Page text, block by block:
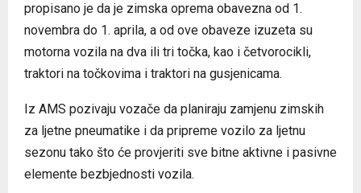
propisano je da je zimska oprema obavezna od 1.
novembra do 1. aprila, a od ove obaveze izuzeta su
motorna vozila na dva ili tri točka, kao i četvorocikli,
traktori na točkovima i traktori na gusjenicama.
Iz AMS pozivaju vozače da planiraju zamjenu zimskih
za ljetne pneumatike i da pripreme vozilo za ljetnu
sezonu tako što će provjeriti sve bitne aktivne i pasivne
elemente bezbjednosti vozila.